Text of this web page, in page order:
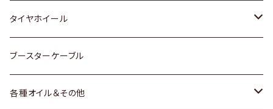
スバル
レクサス
三菱
スバル
ダイハツ
マツダ
三菱
ダイハツ
スバル
日産
ダイハツ
マツダ
日産
ダイハツ
マツダ
マツダ
タイヤホイール
トヨタ
ホンダ
ブースターケーブル
各種オイル＆その他